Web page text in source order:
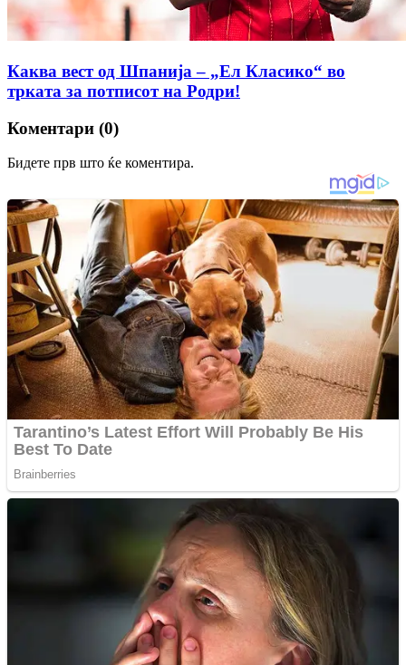
Каква вест од Шпанија – „Ел Класико“ во
трката за потписот на Родри!
Коментари (0)
Бидете прв што ќе коментира.